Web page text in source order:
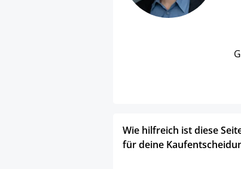
Wie hilfreich ist diese
für deine